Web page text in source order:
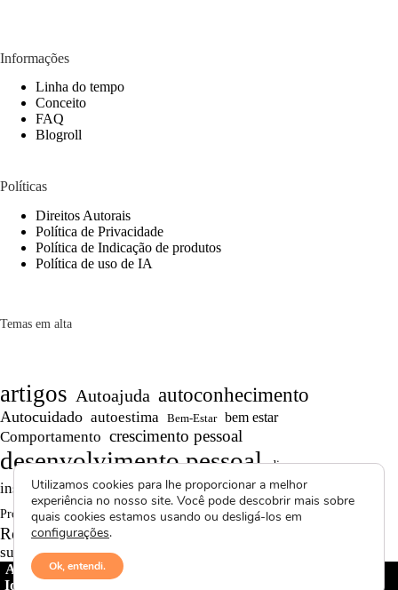
Informações
Linha do tempo
Conceito
FAQ
Blogroll
Políticas
Direitos Autorais
Política de Privacidade
Política de Indicação de produtos
Política de uso de IA
Temas em alta
artigos Autoajuda autoconhecimento
Autocuidado autoestima Bem-Estar bem estar
Comportamento crescimento pessoal
desenvolvimento pessoal dicas
inspiração Motivação Persistência produtividade
Projetos autorais reflexão Reflexões
Reflexões de Vida
superação textos curtos
Avctoris Copyright ©
Ideias
Utilizamos cookies para lhe proporcionar a melhor
experiência no nosso site. Você pode descobrir mais sobre
quais cookies estamos usando ou desligá-los em
configurações.
Ok, entendi.